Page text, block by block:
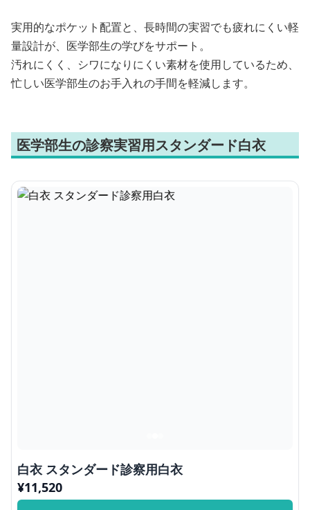
実用的なポケット配置と、長時間の実習でも疲れにくい軽
量設計が、医学部生の学びをサポート。
汚れにくく、シワになりにくい素材を使用しているため、
忙しい医学部生のお手入れの手間を軽減します。
医学部生の診察実習用スタンダード白衣
白衣 スタンダード診察用白衣
¥11,520